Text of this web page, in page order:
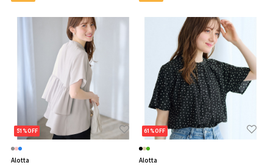
51%OFF
Alotta
61%OFF
Alotta